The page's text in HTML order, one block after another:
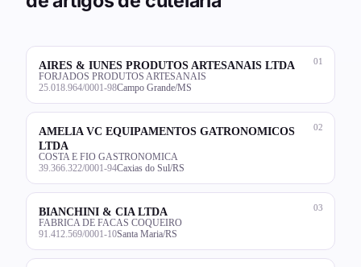
01
AIRES & IUNES PRODUTOS ARTESANAIS LTDA
FORJADOS PRODUTOS ARTESANAIS
25.018.964/0001-98Campo Grande/MS
02
AMELIA VC EQUIPAMENTOS GATRONOMICOS
LTDA
COSTA E FIO GASTRONOMICA
39.366.322/0001-94Caxias do Sul/RS
03
BIANCHINI & CIA LTDA
FABRICA DE FACAS COQUEIRO
91.412.569/0001-10Santa Maria/RS